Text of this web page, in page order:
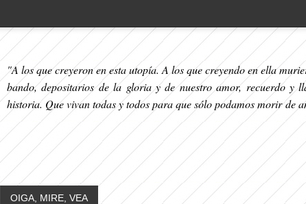
"A los que creyeron en esta utopía. A los que creyendo en ella
bando, depositarios de la gloria y de nuestro amor, recuerdo y
historia. Que vivan todas y todos para que sólo podamos morir de
OIGA, MIRE, VEA